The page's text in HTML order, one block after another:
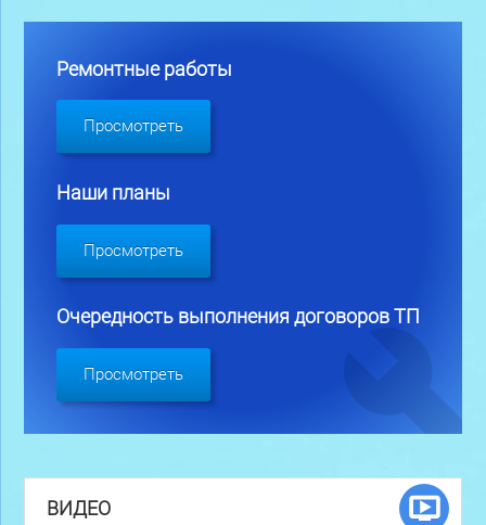
Ремонтные работы
Просмотреть
Наши планы
Просмотреть
Очередность выполнения договоров ТП
Просмотреть
ВИДЕО